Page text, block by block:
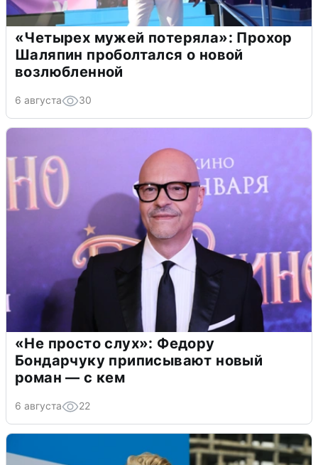
«Четырех мужей потеряла»: Прохор
Шаляпин проболтался о новой
возлюбленной
6 августа 30
«Не просто слух»: Федору
Бондарчуку приписывают новый
роман — с кем
6 августа 22